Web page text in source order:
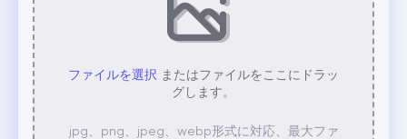
ファイルを選択 またはファイルをここにドラッ
グします。
jpg、png、jpeg、webp形式に対応、最大ファ